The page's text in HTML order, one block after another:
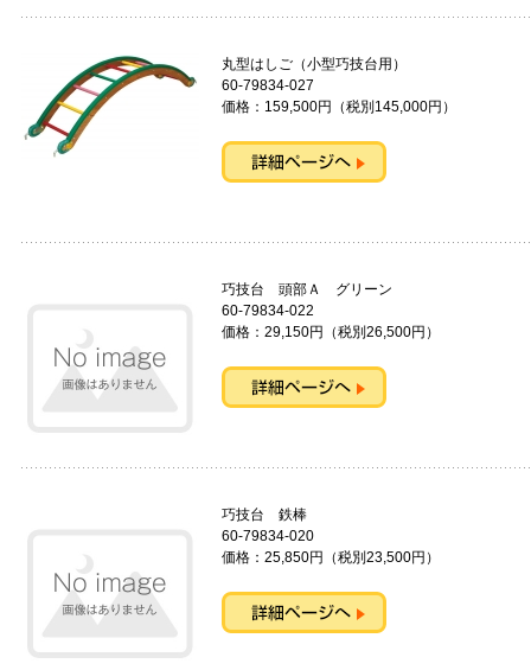
丸型はしご（小型巧技台用）
60-79834-027
価格：159,500円（税別145,000円）
巧技台 頭部Ａ グリーン
60-79834-022
価格：29,150円（税別26,500円）
巧技台 鉄棒
60-79834-020
価格：25,850円（税別23,500円）